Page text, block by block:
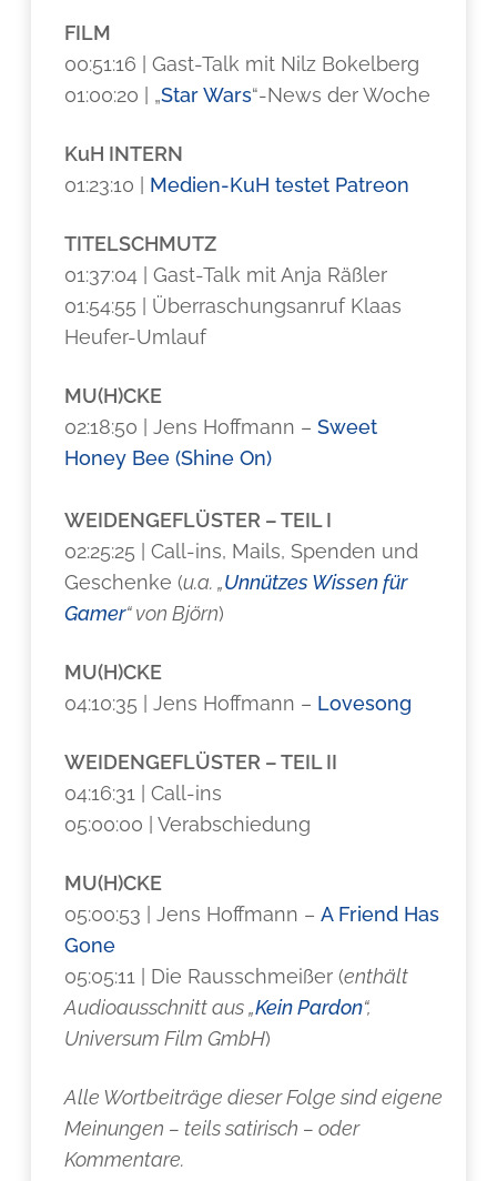
FILM
00:51:16 | Gast-Talk mit Nilz Bokelberg
01:00:20 | „Star Wars“-News der Woche
KuH INTERN
01:23:10 | Medien-KuH testet Patreon
TITELSCHMUTZ
01:37:04 | Gast-Talk mit Anja Räßler
01:54:55 | Überraschungsanruf Klaas
Heufer-Umlauf
MU(H)CKE
02:18:50 | Jens Hoffmann –Sweet
Honey Bee (Shine On)
WEIDENGEFLÜSTER – TEIL I
02:25:25 | Call-ins, Mails, Spenden und
Geschenke (u.a. „Unnützes Wissen für
Gamer“ von Björn)
MU(H)CKE
04:10:35 | Jens Hoffmann – Lovesong
WEIDENGEFLÜSTER – TEIL II
04:16:31 | Call-ins
05:00:00 | Verabschiedung
MU(H)CKE
05:00:53 | Jens Hoffmann –A Friend Has
Gone
05:05:11 | Die Rausschmeißer (enthält
Audioausschnitt aus „Kein Pardon“,
Universum Film GmbH)
Alle Wortbeiträge dieser Folge sind eigene
Meinungen – teils satirisch – oder
Kommentare.